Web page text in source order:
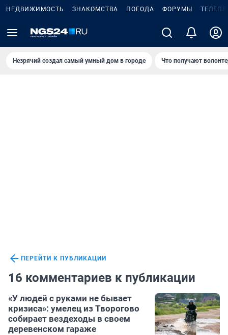
НЕДВИЖИМОСТЬ ЗНАКОМСТВА ПОГОДА ФОРУМЫ
Незрячий создал самый умный дом в городе Что получают
ПЕРЕЙТИ К ПУБЛИКАЦИИ
16 комментариев к публикации
«У людей с руками не бывает
кризиса»: умелец из Творогово
собирает вездеходы в своем
деревенском гараже